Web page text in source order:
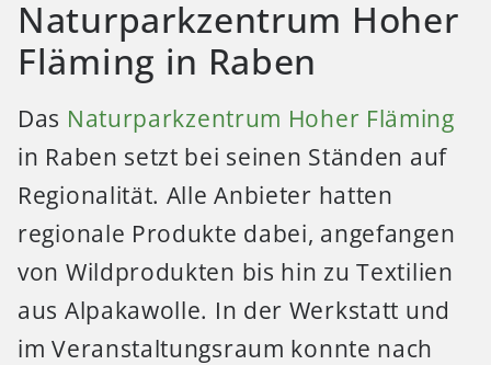
Naturparkzentrum Hoher
Fläming in Raben
Das Naturparkzentrum Hoher Fläming
in Raben setzt bei seinen Ständen auf
Regionalität. Alle Anbieter hatten
regionale Produkte dabei, angefangen
von Wildprodukten bis hin zu Textilien
aus Alpakawolle. In der Werkstatt und
im Veranstaltungsraum konnte nach